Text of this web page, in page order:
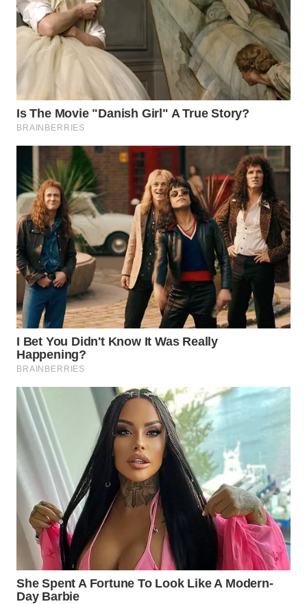
TENGAH
WN DELI
SERDANG
WN
TEBING
TINGGI
WN
PAKPAK
WN
KARAWANG
WN
BEKASI
WN
BOGOR
WN
DEPOK
WN
TAPANULI
UTARA
WN
SAMOSIR
WN
PADANG
LAWAS